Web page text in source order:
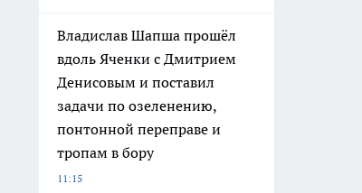
Владислав Шапша прошёл
вдоль Яченки с Дмитрием
Денисовым и поставил
задачи по озеленению,
понтонной переправе и
тропам в бору
11:15